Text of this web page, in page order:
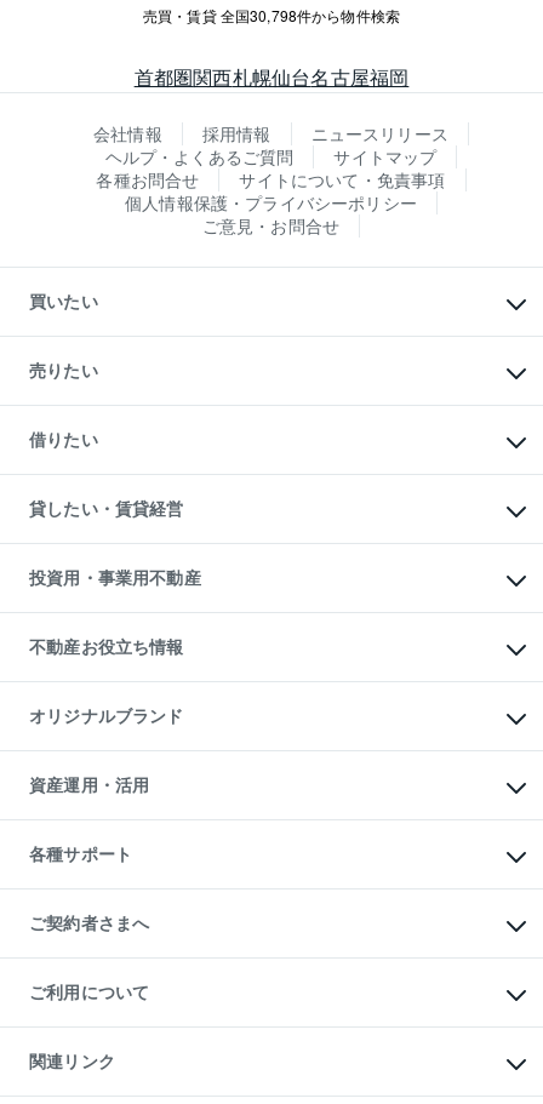
売買・賃貸 全国30,798件から物件検索
首都圏関西札幌仙台名古屋福岡
会社情報 採用情報
ニュースリリース
ヘルプ・よくあるご質問
サイトマップ
各種お問合せ
サイトについて・免責事項
個人情報保護・プライバシーポリシー
ご意見・お問合せ
買いたい
新築・分譲マンションの購入
中古マンションの購入
一戸建ての購入
中古一戸建ての購入
不動産購入の流れ
注目キーワード物件特集
購入ガイド
English 繁体中文簡体中文
売りたい
一戸建ての売却・査定
土地の売却・査定
スピードAI査定
不動産査定について
不動産売却の流れ
不動産買換えの流れ
売却ガイド
借りたい
オフィス・店舗の賃貸
借りるときの流れ
借りるガイド
貸したい・賃貸経営
マンション賃料データ
賃貸管理プラン
リロケーションについて
貸すガイド
投資用・事業用不動産
事業用不動産
マンション投資
投資用マンション
アパート経営
収益物件
ビル購入（ビル一棟）
投資用不動産の売却査定
事業用不動産の売却査定
不動産お役立ち情報
マンションライブラリー
人気マンションランキング
暮らしに役立つ不動産メディア
不動産相場・不動産価格情報
不動産コラム・ニュース
不動産用語集
不動産なんでもネット相談室
住まいの税金
オリジナルブランド
一棟リノベーションマンション
L`GENTE（ルジェンテ）
区分リノベーションマンション
投資用一棟レジデンスWELL
不動産小口投資
LEGACIA（レガシア）
資産運用・活用
不動産M&A
アセットマネジメント・出資
各種サポート
相続サポート
リフォームサポート
ご契約者さまへ
ご紹介・再契約特典
入居者様専用-各種ご案内（賃貸）
東急こすもす会「こすもすWeb」
ご利用について
金融商品取引について
東急リバブル ソーシャルメディアポリシー
ご意見・お問い合わせ（金融商品取引専用の相談・お問い合わせ窓口）
関連リンク